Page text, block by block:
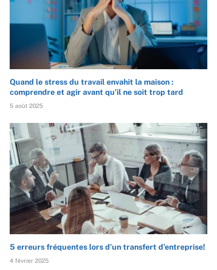
Quand le stress du travail envahit la maison :
comprendre et agir avant qu’il ne soit trop tard
5 août 2025
5 erreurs fréquentes lors d’un transfert d’entreprise!
4 février 2025